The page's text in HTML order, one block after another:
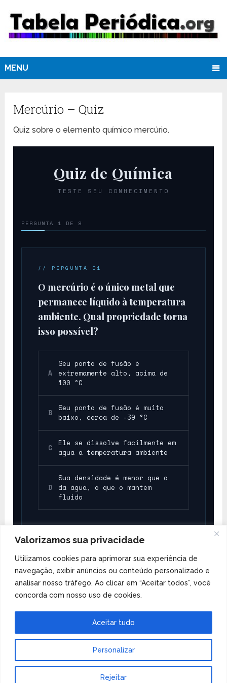
Valorizamos sua privacidade
Utilizamos cookies para aprimorar sua experiência de
navegação, exibir anúncios ou conteúdo personalizado e
analisar nosso tráfego. Ao clicar em “Aceitar todos”, você
concorda com nosso uso de cookies.
Personalizar
Rejeitar
Aceitar tudo
MENU
Mercúrio – Quiz
Quiz sobre o elemento químico mercúrio.
Hg
Quiz de Química
TESTE SEU CONHECIMENTO
PERGUNTA 1 DE 8
// PERGUNTA 01
O mercúrio é o único metal que
permanece líquido à temperatura
ambiente. Qual propriedade torna
isso possível?
A
Seu ponto de fusão é
extremamente alto, acima de
100 °C
B
Seu ponto de fusão é muito
baixo, cerca de -39 °C
C
Ele se dissolve facilmente em
água à temperatura ambiente
D
Sua densidade é menor que a
da água, o que o mantém
fluido
–
Veja mais quizzes sobre os elementos.
Tabela PeriódicaCopyright © 2026.